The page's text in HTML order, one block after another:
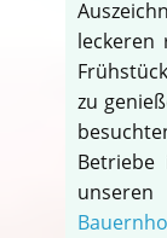
leckeren
zu